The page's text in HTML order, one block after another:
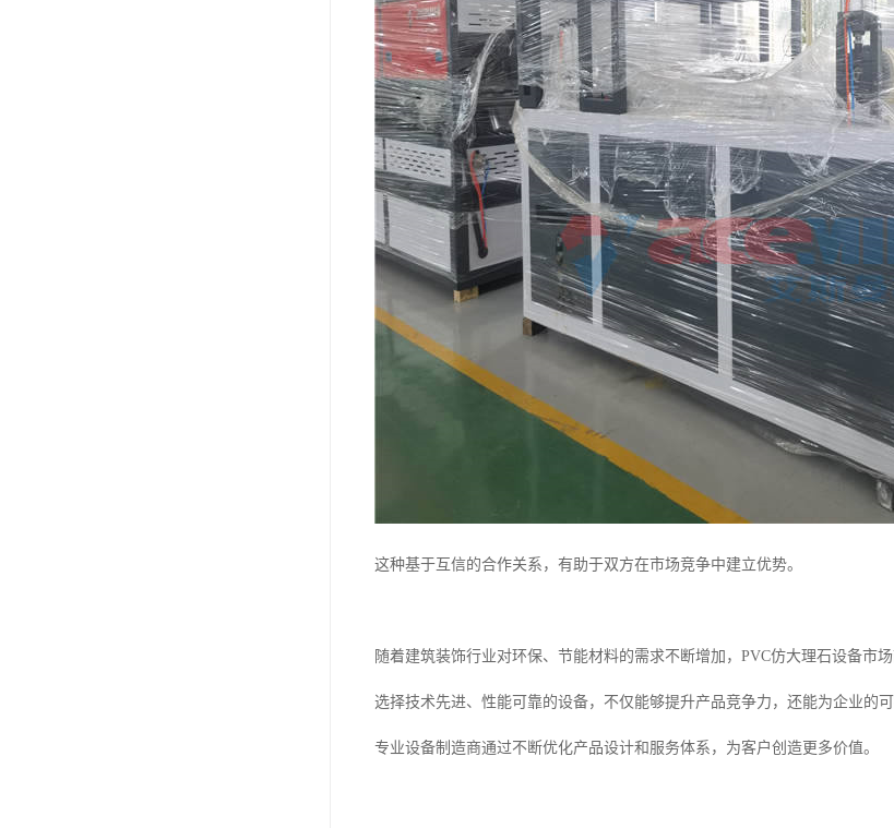
这种基于互信的合作关系，有助于双方在市场竞争中建立优势。
随着建筑装饰行业对环保、节能材料的需求不断增加，PVC仿大理石设备市场
选择技术先进、性能可靠的设备，不仅能够提升产品竞争力，还能为企业的可
专业设备制造商通过不断优化产品设计和服务体系，为客户创造更多价值。